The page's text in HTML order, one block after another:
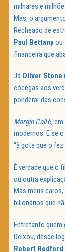
milhares e
Mas, o
Recheado de
Paul Bettanyou
financeira que
Já Oliver Stone
cócegas aos
ponderar das
Margin Callé, em
modernos. E se
“à gota que o fez
É verdade que o
ou outra
Mas meus
bilionários que
Entretanto quem
Deixou, desde
Robert Redford